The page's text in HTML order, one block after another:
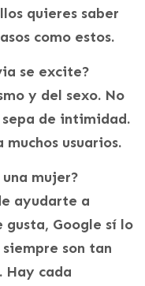
quieres saber
como estos.
se excite?
y del sexo. No
sepa de intimidad.
usuarios.
mujer?
ayudarte a
gusta, Google sí lo
siempre son tan
Hay cada